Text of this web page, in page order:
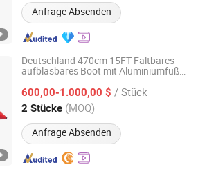
Anfrage Absenden
Deutschland 470cm 15FT Faltbares
aufblasbares Boot mit Aluminiumfuß
600,00-1.000,00 $ / Stück
2 Stücke (MOQ)
Anfrage Absenden
Co.,Ltd
Seit 2026